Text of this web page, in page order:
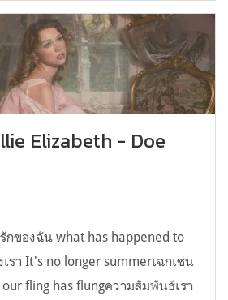
Elizabeth - Doe
กของฉัน what has happened to
รา It's no longer summerเฉกเช่น
fling has flungความสัมพันธ์เรา